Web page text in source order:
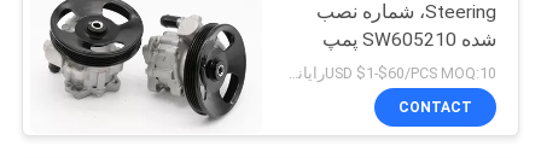
Steering، شماره نصب
شده SW605210 پمپ
کنترل اتوماتیک قدرت
CONTACT